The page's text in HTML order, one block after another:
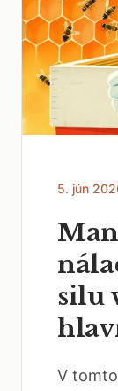
5. jún
silu
V